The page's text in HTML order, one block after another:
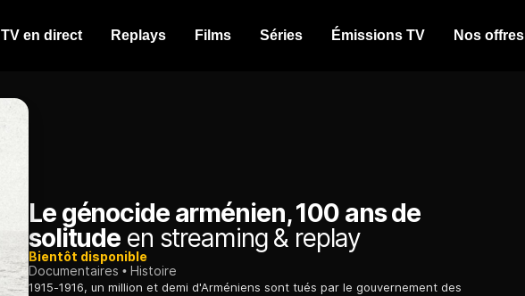
TV en direct Replays Films Séries Émissions TV Nos offres
Le génocide arménien, 100 ans de
solitude en streaming & replay
Bientôt disponible
Documentaires
Histoire
1915-1916, un million et demi d'Arméniens sont tués par le gouvernement des